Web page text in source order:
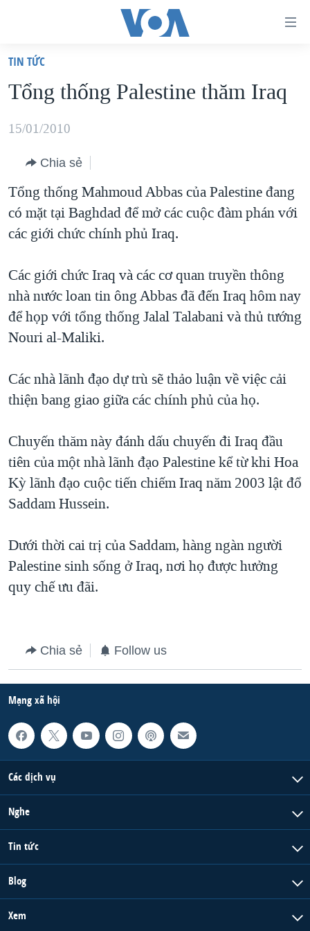
truy
cập
Tới
dung
chính
Tới
điều
hướng
chính
tới
"Tìm"
VIỆT NAM
HOA KỲ
BLOG
DIỄN ĐÀN
TỰ DO BÁO CHÍ
VẠCH TRẦN TIN GIẢ
NGƯỜI VIỆT HẢI NGOẠI
KINH TẾ
KHOA HỌC
VĂN HOÁ
GIÁO DỤC
CHUYÊN ĐỀ
CHIẾN TRANH THƯƠNG MẠI CỦA MỸ: QUÁ KHỨ VÀ HIỆN
TẠI
HÀNH TRÌNH BẦU CỬ 2024
GIẢI MÃ VÀNH ĐAI & CON ĐƯỜNG
TRỊNH VĨNH BÌNH - NGƯỜI HẠ 'BÊN THẮNG CUỘC'
GROUND ZERO – XƯA VÀ NAY
CHI PHÍ CHIẾN TRANH AFGHANISTAN
THƯỢNG ĐỈNH TRUMP-KIM TẠI VIỆT NAM
TRỊNH VĨNH BÌNH VS. CHÍNH PHỦ VIỆT NAM
NGƯ DÂN VIỆT VÀ LÀN SÓNG TRỘM HẢI SÂM
HỌC TIẾNG ANH
VIDEO
MẠNG XÃ HỘI
Ngôn ngữ khác
TIN TỨC
Tổng thống Palestine thăm Iraq
15/01/2010
Chia sẻ
Tổng thống Mahmoud Abbas của Palestine đang
có mặt tại Baghdad để mở các cuộc đàm phán với
các giới chức chính phủ Iraq.
Các giới chức Iraq và các cơ quan truyền thông
nhà nước loan tin ông Abbas đã đến Iraq hôm nay
để họp với tổng thống Jalal Talabani và thủ tướng
Nouri al-Maliki.
Các nhà lãnh đạo dự trù sẽ thảo luận về việc cải
thiện bang giao giữa các chính phủ của họ.
Chuyến thăm này đánh dấu chuyến đi Iraq đầu
tiên của một nhà lãnh đạo Palestine kể từ khi Hoa
Kỳ lãnh đạo cuộc tiến chiếm Iraq năm 2003 lật đổ
Saddam Hussein.
Dưới thời cai trị của Saddam, hàng ngàn người
Palestine sinh sống ở Iraq, nơi họ được hưởng
quy chế ưu đãi.
Chia sẻ Follow us
Mạng xã hội
Các dịch vụ
Nghe
Tin tức
Blog
Xem